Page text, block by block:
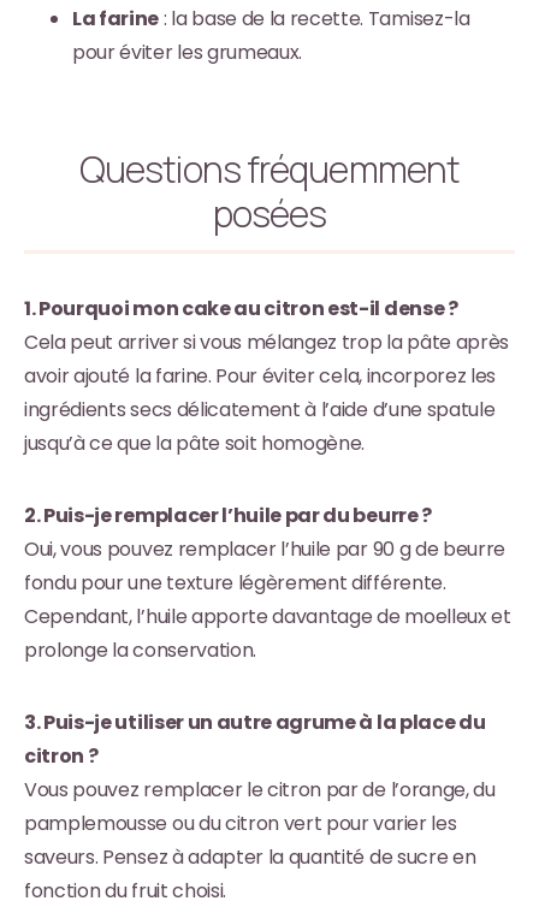
La farine: la base de la recette. Tamisez-la
pour éviter les grumeaux.
Questions fréquemment
posées
1. Pourquoi mon cake au citron est-il dense ?
Cela peut arriver si vous mélangez trop la pâte après
avoir ajouté la farine. Pour éviter cela, incorporez les
ingrédients secs délicatement à l’aide d’une spatule
jusqu’à ce que la pâte soit homogène.
2. Puis-je remplacer l’huile par du beurre ?
Oui, vous pouvez remplacer l’huile par 90 g de beurre
fondu pour une texture légèrement différente.
Cependant, l’huile apporte davantage de moelleux et
prolonge la conservation.
3. Puis-je utiliser un autre agrume à la place du
citron ?
Vous pouvez remplacer le citron par de l’orange, du
pamplemousse ou du citron vert pour varier les
saveurs. Pensez à adapter la quantité de sucre en
fonction du fruit choisi.